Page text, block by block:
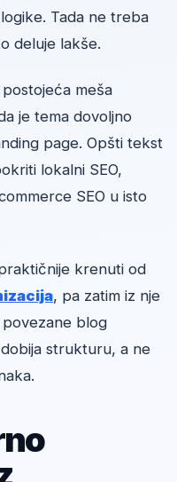
Tada ne treba
deluje lakše.
postojeća meša
je tema dovoljno
page. Opšti tekst
lokalni SEO,
SEO u isto
krenuti od
, pa zatim iz nje
blog
strukturu, a ne